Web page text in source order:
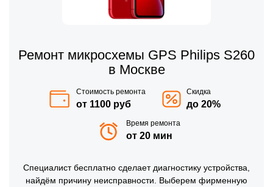
Ремонт микросхемы GPS Philips S260
в Москве
Стоимость ремонта
от 1100 руб
Скидка
до 20%
Время ремонта
от 20 мин
Специалист бесплатно сделает диагностику устройства,
найдём причину неисправности. Выберем фирменную